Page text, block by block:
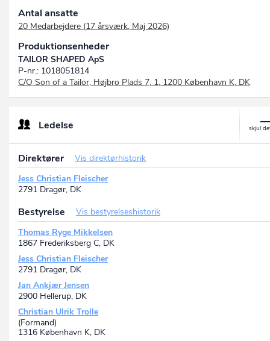
Antal ansatte
20 Medarbejdere (17 årsværk, Maj 2026)
Produktionsenheder
TAILOR SHAPED ApS
P-nr.: 1018051814
C/O Son of a Tailor, Højbro Plads 7, 1, 1200 København K, DK
Ledelse
Direktører
Vis direktørhistorik
Jess Christian Fleischer
2791 Dragør, DK
Bestyrelse
Vis bestyrelseshistorik
Thomas Ryge Mikkelsen
1867 Frederiksberg C, DK
Jess Christian Fleischer
2791 Dragør, DK
Jan Ankjær Jensen
2900 Hellerup, DK
Christian Ulrik Trolle
(Formand)
1316 København K, DK